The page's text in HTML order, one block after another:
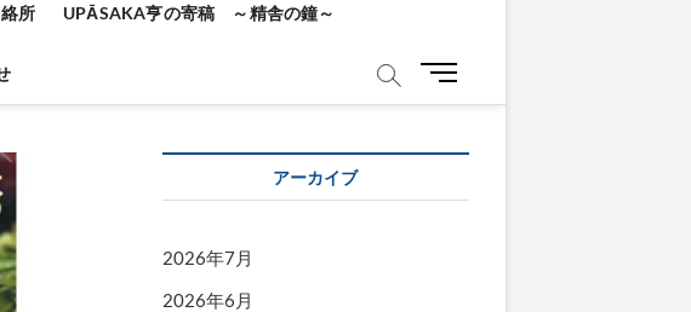
所 UPĀSAKA亨の寄稿 ～精舎の鐘～
メ
ー
タ
アーカイブ
2026年7月
2026年6月